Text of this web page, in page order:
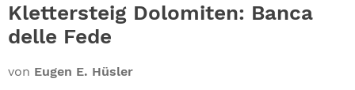
Klettersteig Dolomiten: Banca
delle Fede
von Eugen E. Hüsler
NEWSLETTER